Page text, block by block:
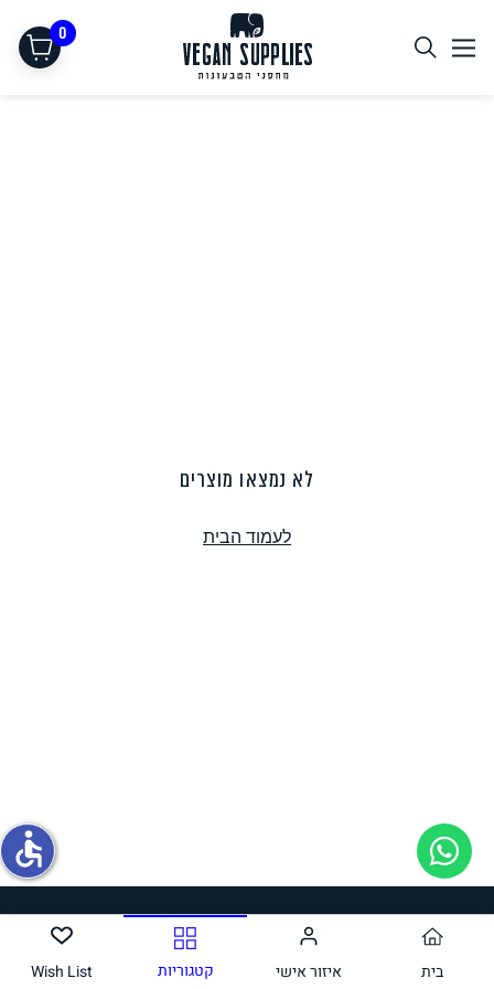
0
תחליפי ביצה
לא נמצאו מוצרים
לעמוד הבית
תחליפי בשר
בית איזור אישי קטגוריות Wish List
accessible